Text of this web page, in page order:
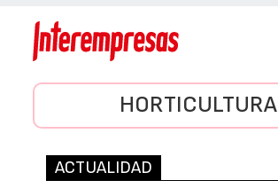
HORTICULTURA
ACTUALIDAD